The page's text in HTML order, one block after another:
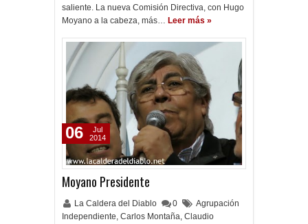
saliente. La nueva Comisión Directiva, con Hugo
Moyano a la cabeza, más… Leer más »
Moyano Presidente
La Caldera del Diablo 0
Agrupación
Independiente, Carlos Montaña, Claudio
06
Jul
2014